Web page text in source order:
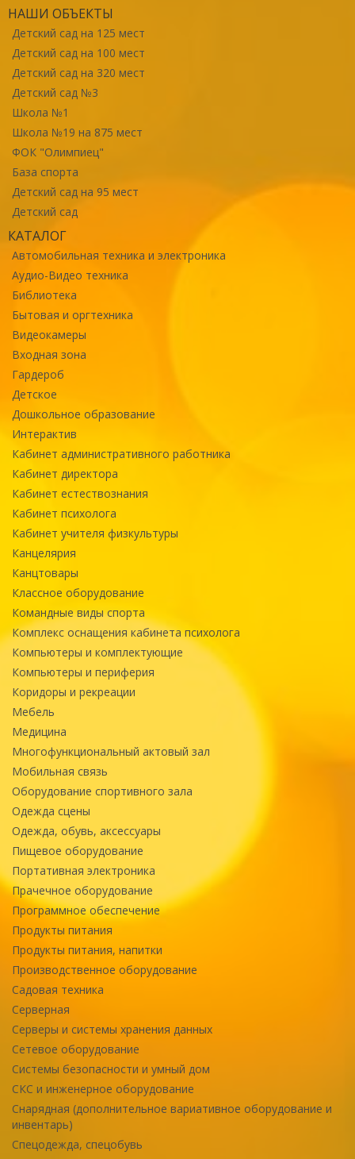
НАШИ ОБЪЕКТЫ
Детский сад на 125 мест
Детский сад на 100 мест
Детский сад на 320 мест
Детский сад №3
Школа №1
Школа №19 на 875 мест
ФОК "Олимпиец"
База спорта
Детский сад на 95 мест
Детский сад
КАТАЛОГ
Автомобильная техника и электроника
Аудио-Видео техника
Библиотека
Бытовая и оргтехника
Видеокамеры
Входная зона
Гардероб
Детское
Дошкольное образование
Интерактив
Кабинет административного работника
Кабинет директора
Кабинет естествознания
Кабинет психолога
Кабинет учителя физкультуры
Канцелярия
Канцтовары
Классное оборудование
Командные виды спорта
Комплекс оснащения кабинета психолога
Компьютеры и комплектующие
Компьютеры и периферия
Коридоры и рекреации
Мебель
Медицина
Многофункциональный актовый зал
Мобильная связь
Оборудование спортивного зала
Одежда сцены
Одежда, обувь, аксессуары
Пищевое оборудование
Портативная электроника
Прачечное оборудование
Программное обеспечение
Продукты питания
Продукты питания, напитки
Производственное оборудование
Садовая техника
Серверная
Серверы и системы хранения данных
Сетевое оборудование
Системы безопасности и умный дом
СКС и инженерное оборудование
Снарядная (дополнительное вариативное оборудование и
инвентарь)
Спецодежда, спецобувь